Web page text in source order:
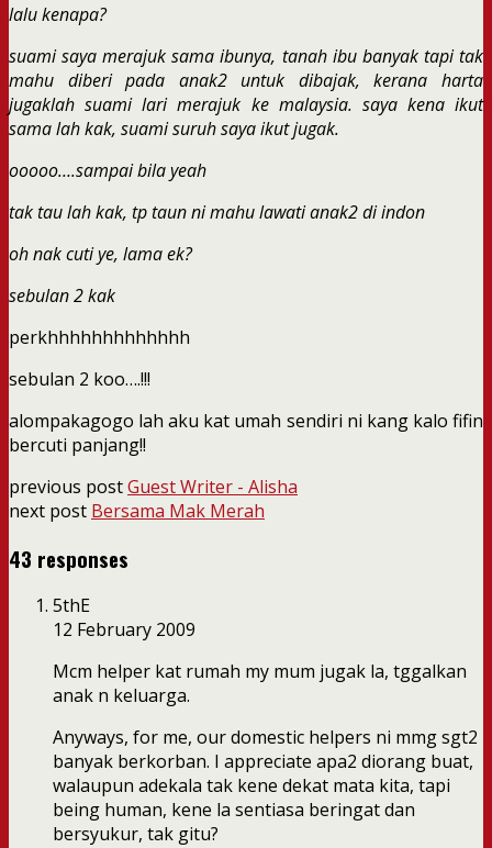
lalu kenapa?
suami saya merajuk sama ibunya, tanah ibu banyak tapi tak
mahu diberi pada anak2 untuk dibajak, kerana harta
jugaklah suami lari merajuk ke malaysia. saya kena ikut
sama lah kak, suami suruh saya ikut jugak.
ooooo….sampai bila yeah
tak tau lah kak, tp taun ni mahu lawati anak2 di indon
oh nak cuti ye, lama ek?
sebulan 2 kak
perkhhhhhhhhhhhhh
sebulan 2 koo….!!!
alompakagogo lah aku kat umah sendiri ni kang kalo fifin
bercuti panjang!!
previous postGuest Writer - Alisha
next post Bersama Mak Merah
43 responses
5thE
12 February 2009
Mcm helper kat rumah my mum jugak la, tggalkan
anak n keluarga.
Anyways, for me, our domestic helpers ni mmg sgt2
banyak berkorban. I appreciate apa2 diorang buat,
walaupun adekala tak kene dekat mata kita, tapi
being human, kene la sentiasa beringat dan
bersyukur, tak gitu?